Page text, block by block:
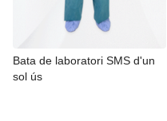
Bata de laboratori SMS d'un
sol ús